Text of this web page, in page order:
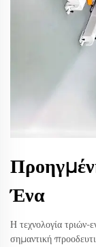
Ένα
Η τεχνολογία
σημαντική